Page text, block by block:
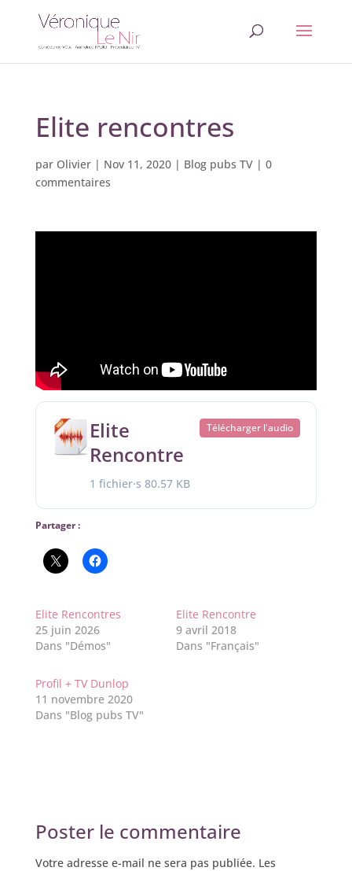
Elite rencontres
par Olivier| Nov 11, 2020| Blog pubs TV| 0
commentaires
Elite
Rencontre
1 fichier·s 80.57 KB
Télécharger l'audio
Partager :
Elite Rencontres
25 juin 2026
Dans "Démos"
Elite Rencontre
9 avril 2018
Dans "Français"
Profil + TV Dunlop
11 novembre 2020
Dans "Blog pubs TV"
Poster le commentaire
Votre adresse e-mail ne sera pas publiée. Les